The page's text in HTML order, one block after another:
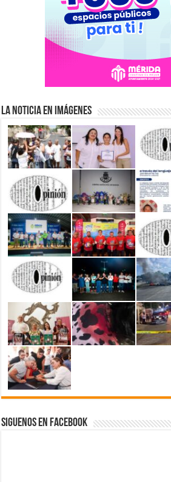
La Noticia en Imágenes
Siguenos en Facebook